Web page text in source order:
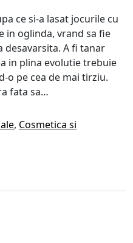
ce si-a lasat jocurile cu
in oglinda, vrand sa fie
desavarsita. A fi tanar
in plina evolutie trebuie
o pe cea de mai tirziu.
fata sa…
, Cosmetica si